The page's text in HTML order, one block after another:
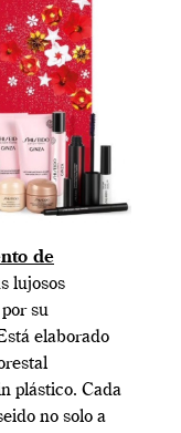
de
lujosos
su
elaborado
plástico. Cada
no solo a